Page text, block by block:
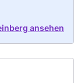
ansehen